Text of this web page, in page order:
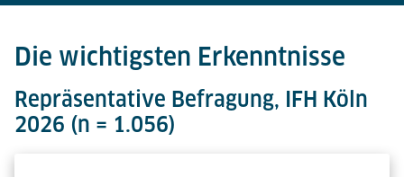
Die wichtigsten Erkenntnisse
Repräsentative Befragung, IFH Köln
2026 (n = 1.056)